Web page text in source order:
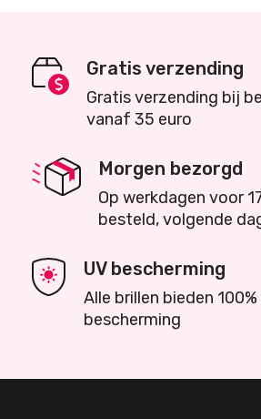
Gratis verzending
Gratis verzending bij
vanaf 35 euro
Morgen bezorgd
Op werkdagen voor
besteld, volgende
UV bescherming
Alle brillen bieden 100%
bescherming